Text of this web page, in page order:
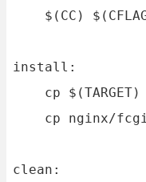
$(CC)
install:
cp $(TARGET)
cp nginx/
clean: